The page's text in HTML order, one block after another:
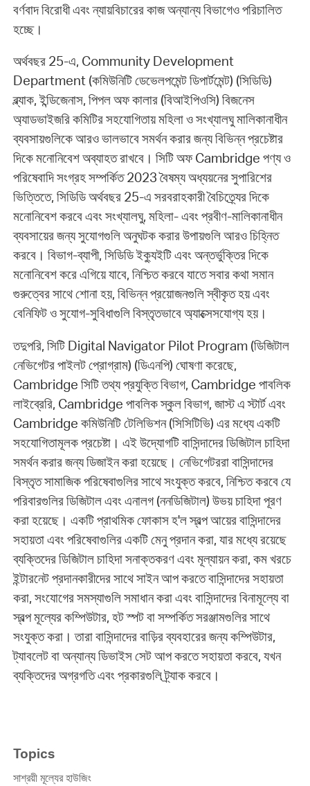
বর্ণবাদ বিরোধী এবং ন্যায়বিচারের কাজ অন্যান্য বিভাগেও পরিচালিত
হচ্ছে।
অর্থবছর 25-এ, Community Development
Department (কমিউনিটি ডেভেলপমেন্ট ডিপার্টমেন্ট) (সিডিডি)
ব্ল্যাক, ইন্ডিজেনাস, পিপল অফ কালার (বিআইপিওসি) বিজনেস
অ্যাডভাইজরি কমিটির সহযোগিতায় মহিলা ও সংখ্যালঘু মালিকানাধীন
ব্যবসায়গুলিকে আরও ভালভাবে সমর্থন করার জন্য বিভিন্ন প্রচেষ্টার
দিকে মনোনিবেশ অব্যাহত রাখবে। সিটি অফ Cambridge পণ্য ও
পরিষেবাদি সংগ্রহ সম্পর্কিত 2023 বৈষম্য অধ্যয়নের সুপারিশের
ভিত্তিতে, সিডিডি অর্থবছর 25-এ সরবরাহকারী বৈচিত্র্যের দিকে
মনোনিবেশ করবে এবং সংখ্যালঘু, মহিলা- এবং প্রবীণ-মালিকানাধীন
ব্যবসায়ের জন্য সুযোগগুলি অনুঘটক করার উপায়গুলি আরও চিহ্নিত
করবে। বিভাগ-ব্যাপী, সিডিডি ইক্যুইটি এবং অন্তর্ভুক্তির দিকে
মনোনিবেশ করে এগিয়ে যাবে, নিশ্চিত করবে যাতে সবার কথা সমান
গুরুত্বের সাথে শোনা হয়, বিভিন্ন প্রয়োজনগুলি স্বীকৃত হয় এবং
বেনিফিট ও সুযোগ-সুবিধাগুলি বিস্তৃতভাবে অ্যাক্সেসযোগ্য হয়।
তদুপরি, সিটি Digital Navigator Pilot Program (ডিজিটাল
নেভিগেটর পাইলট প্রোগ্রাম) (ডিএনপি) ঘোষণা করেছে,
Cambridge সিটি তথ্য প্রযুক্তি বিভাগ, Cambridge পাবলিক
লাইব্রেরি, Cambridge পাবলিক স্কুল বিভাগ, জাস্ট এ স্টার্ট এবং
Cambridge কমিউনিটি টেলিভিশন (সিসিটিভি) এর মধ্যে একটি
সহযোগিতামূলক প্রচেষ্টা। এই উদ্যোগটি বাসিন্দাদের ডিজিটাল চাহিদা
সমর্থন করার জন্য ডিজাইন করা হয়েছে। নেভিগেটররা বাসিন্দাদের
বিস্তৃত সামাজিক পরিষেবাগুলির সাথে সংযুক্ত করবে, নিশ্চিত করবে যে
পরিবারগুলির ডিজিটাল এবং এনালগ (ননডিজিটাল) উভয় চাহিদা পূরণ
করা হয়েছে। একটি প্রাথমিক ফোকাস হ'ল স্বল্প আয়ের বাসিন্দাদের
সহায়তা এবং পরিষেবাগুলির একটি মেনু প্রদান করা, যার মধ্যে রয়েছে
ব্যক্তিদের ডিজিটাল চাহিদা সনাক্তকরণ এবং মূল্যায়ন করা, কম খরচে
ইন্টারনেট প্রদানকারীদের সাথে সাইন আপ করতে বাসিন্দাদের সহায়তা
করা, সংযোগের সমস্যাগুলি সমাধান করা এবং বাসিন্দাদের বিনামূল্যে বা
স্বল্প মূল্যের কম্পিউটার, হট স্পট বা সম্পর্কিত সরঞ্জামগুলির সাথে
সংযুক্ত করা। তারা বাসিন্দাদের বাড়ির ব্যবহারের জন্য কম্পিউটার,
ট্যাবলেট বা অন্যান্য ডিভাইস সেট আপ করতে সহায়তা করবে, যখন
ব্যক্তিদের অগ্রগতি এবং প্রকারগুলি ট্র্যাক করবে।
Topics
সাশ্রয়ী মূল্যের হাউজিং